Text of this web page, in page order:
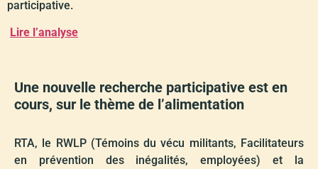
participative.
Lire l’analyse
Une nouvelle recherche participative est en
cours, sur le thème de l’alimentation
RTA, le RWLP (Témoins du vécu militants, Facilitateurs
en prévention des inégalités, employées) et la